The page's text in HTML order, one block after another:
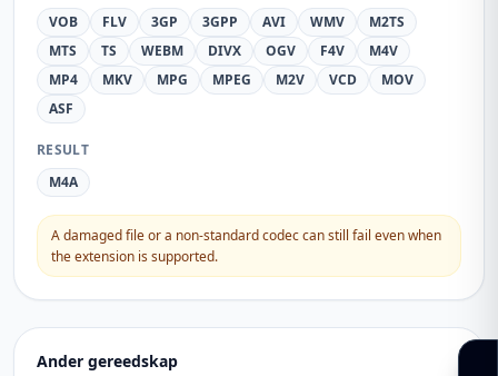
VOB
FLV 3GP 3GPP AVI WMV
M2TS
MTS
TS WEBM DIVX OGV F4V
M4V
MP4
MKV MPG MPEG M2V VCD
MOV
ASF
RESULT
M4A
A damaged file or a non-standard codec can still fail even when
the extension is supported.
Ander gereedskap